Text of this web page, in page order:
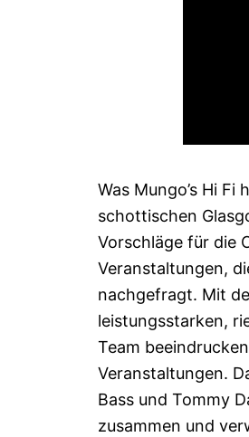
Was Mungo’s Hi
schottischen
Vorschläge für die
Veranstaltungen,
nachgefragt. Mit
leistungsstarken,
Team
Veranstaltungen.
Bass und Tommy
zusammen und